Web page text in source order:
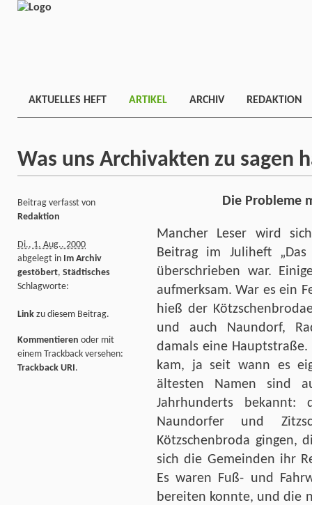
AKTUELLES HEFT ARTIKEL ARCHIV REDAKTION
Was uns Archivakten zu sagen
Die Probleme
Mancher Leser wird
Beitrag im Juliheft
überschrieben war.
aufmerksam. War es ein
hieß der
und auch Naundorf,
damals eine
kam, ja seit wann es
ältesten Namen sind
Jahrhunderts
Naundorfer und
Kötzschenbroda gingen,
sich die Gemeinden ihr
Es waren Fuß- und
bereiten konnte, und die
Beitrag verfasst von
Redaktion
Di., 1. Aug.. 2000
abgelegt in Im Archiv
gestöbert, Städtisches
Schlagworte:
Link zu diesem Beitrag.
Kommentieren oder mit
einem Trackback versehen:
Trackback URI.